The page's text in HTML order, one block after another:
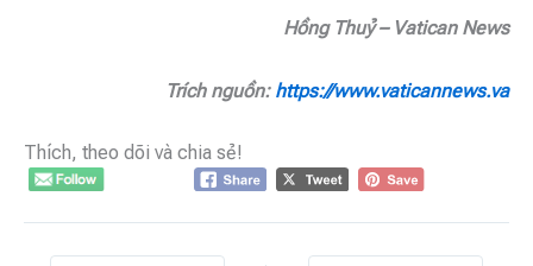
Hồng Thuỷ – Vatican News
Trích nguồn: https://www.vaticannews.va
Thích, theo dõi và chia sẻ!